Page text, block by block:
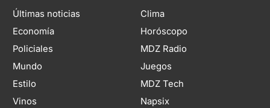
Últimas noticias
Economía
Policiales
Mundo
Estilo
Vinos
Clima
Horóscopo
MDZ Radio
Juegos
MDZ Tech
Napsix